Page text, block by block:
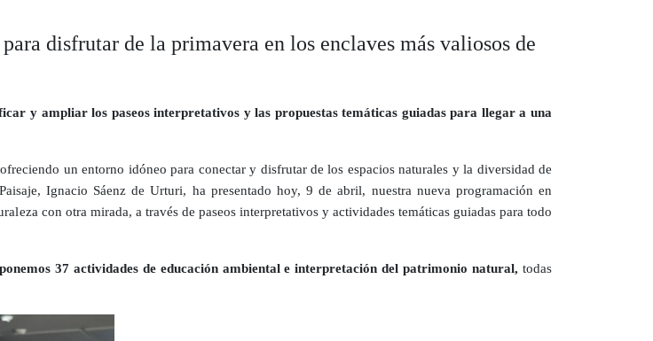
disfrutar de la primavera en los enclaves más valiosos de
y ampliar los paseos interpretativos y las propuestas temáticas guiadas para llegar a una
un entorno idóneo para conectar y disfrutar de los espacios naturales y la diversidad de
Ignacio Sáenz de Urturi, ha presentado hoy, 9 de abril, nuestra nueva programación en
con otra mirada, a través de paseos interpretativos y actividades temáticas guiadas para todo
37 actividades de educación ambiental e interpretación del patrimonio natural, todas